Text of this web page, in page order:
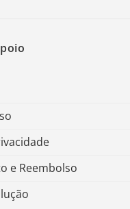
e Reembolso